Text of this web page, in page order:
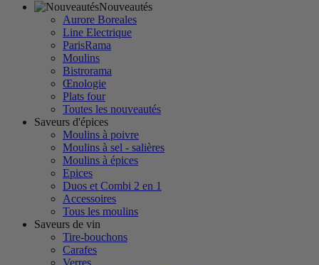
Nouveautés
Aurore Boreales
Line Electrique
ParisRama
Moulins
Bistrorama
Œnologie
Plats four
Toutes les nouveautés
Saveurs d'épices
Moulins à poivre
Moulins à sel - salières
Moulins à épices
Epices
Duos et Combi 2 en 1
Accessoires
Tous les moulins
Saveurs de vin
Tire-bouchons
Carafes
Verres